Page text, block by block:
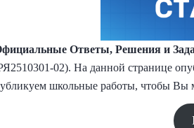
Ответы, Решения и
02). На данной странице
школьные работы, чтобы Вы